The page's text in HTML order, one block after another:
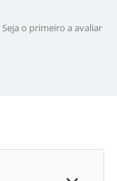
Seja o primeiro a avaliar